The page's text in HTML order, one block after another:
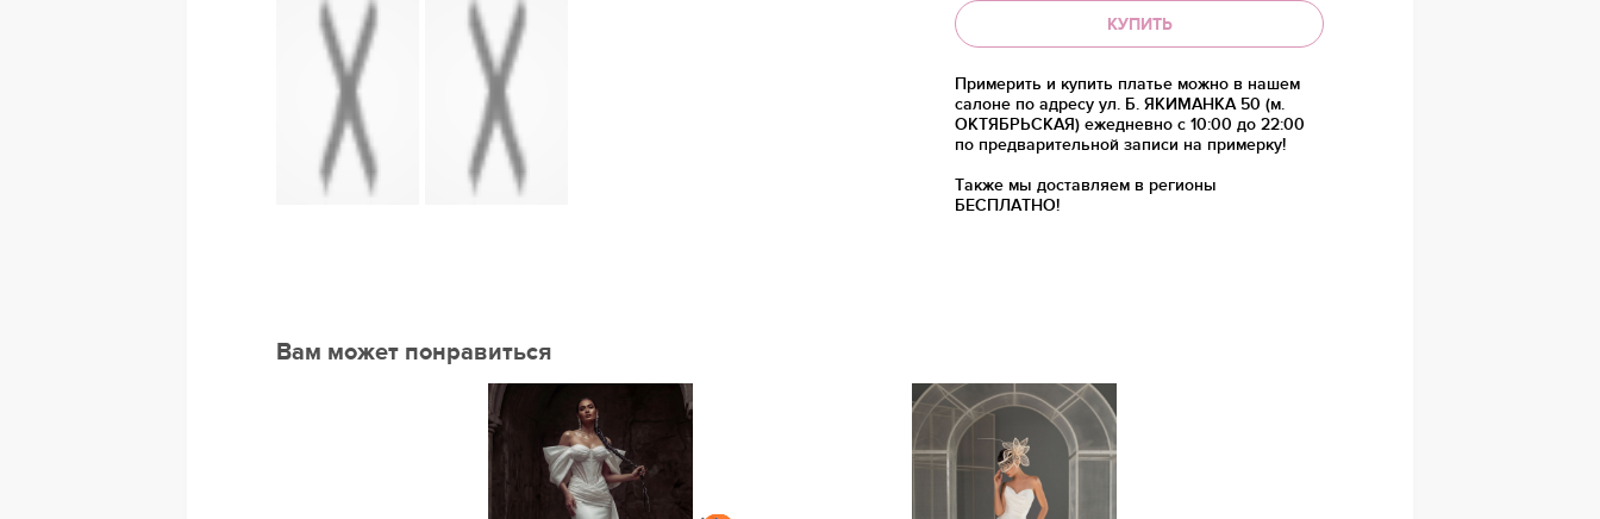
КУПИТЬ
Примерить и купить платье можно в нашем
салоне по адресу ул. Б. ЯКИМАНКА 50 (м.
ОКТЯБРЬСКАЯ) ежедневно с 10:00 до 22:00
по предварительной записи на примерку!
Также мы доставляем в регионы
БЕСПЛАТНО!
Вам может понравиться